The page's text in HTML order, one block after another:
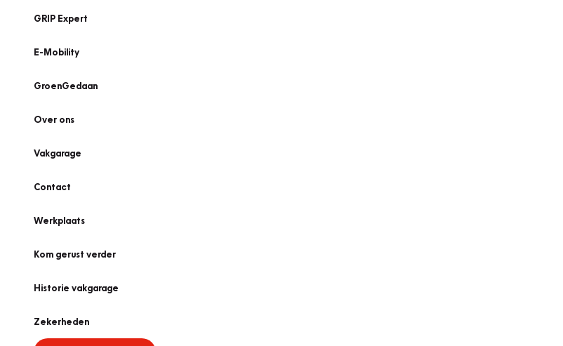
GRIP Expert
E-Mobility
GroenGedaan
Over ons
Vakgarage
Contact
Werkplaats
Kom gerust verder
Historie vakgarage
Zekerheden